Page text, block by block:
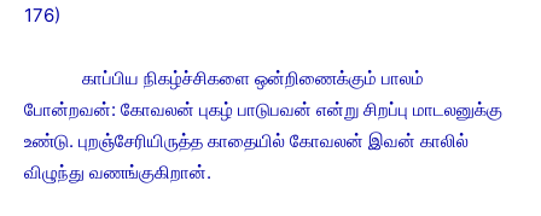
176)
காப்பிய நிகழ்ச்சிகளை ஒன்றிணைக்கும் பாலம்
போன்றவன்: கோவலன் புகழ் பாடுபவன் என்று சிறப்பு மாடலனுக்கு
உண்டு. புறஞ்சேரியிருத்த காதையில் கோவலன் இவன் காலில்
விழுந்து வணங்குகிறான்.